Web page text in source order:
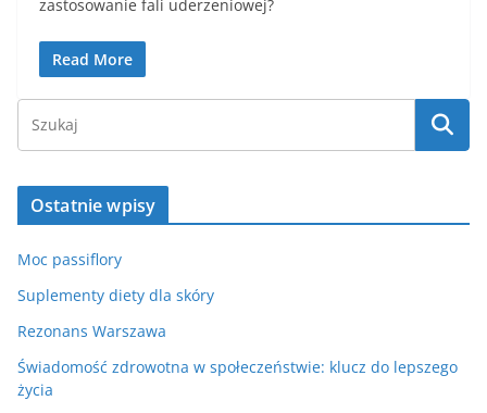
zastosowanie fali uderzeniowej?
Read More
Ostatnie wpisy
Moc passiflory
Suplementy diety dla skóry
Rezonans Warszawa
Świadomość zdrowotna w społeczeństwie: klucz do lepszego
życia